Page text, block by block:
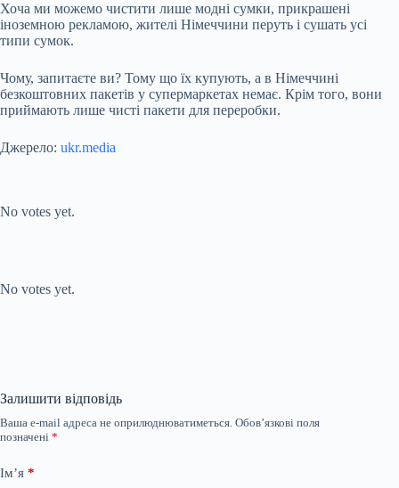
Хоча ми можемо чистити лише модні сумки, прикрашені
іноземною рекламою, жителі Німеччини перуть і сушать усі
типи сумок.
Чому, запитаєте ви? Тому що їх купують, а в Німеччині
безкоштовних пакетів у супермаркетах немає. Крім того, вони
приймають лише чисті пакети для переробки.
Джерело: ukr.media
No votes yet.
No votes yet.
Залишити відповідь
Ваша e-mail адреса не оприлюднюватиметься. Обов’язкові поля
позначені *
Ім’я *